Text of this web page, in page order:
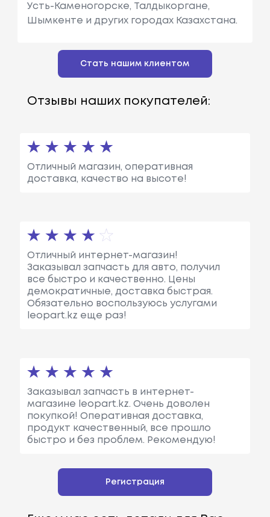
Усть-Каменогорске, Талдыкоргане,
Шымкенте и других городах Казахстана.
Стать нашим клиентом
Отзывы наших покупателей:
Отличный магазин, оперативная
доставка, качество на высоте!
Отличный интернет-магазин!
Заказывал запчасть для авто, получил
все быстро и качественно. Цены
демократичные, доставка быстрая.
Обязательно воспользуюсь услугами
leopart.kz еще раз!
Заказывал запчасть в интернет-
магазине leopart.kz. Очень доволен
покупкой! Оперативная доставка,
продукт качественный, все прошло
быстро и без проблем. Рекомендую!
Регистрация